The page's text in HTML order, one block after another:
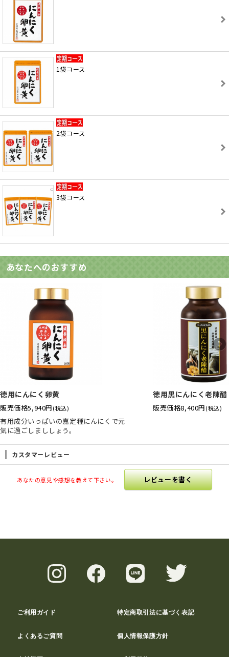
1袋コース
2袋コース
3袋コース
あなたへのおすすめ
徳用にんにく卵黄
販売価格5,940円(税込)
有用成分いっぱいの嘉定種にんにくで元
気に過ごしまししょう。
徳用黒にんにく老陳醋
販売価格8,400円(税込)
カスタマーレビュー
あなたの意見や感想を教えて下さい。 レビューを書く
ご利用ガイド 特定商取引法に基づく表記
よくあるご質問 個人情報保護方針